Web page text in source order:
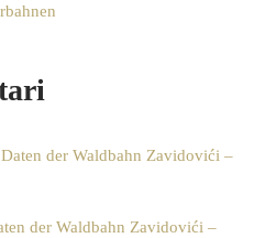
der Waldbahn Zavidovići –
der Waldbahn Zavidovići –